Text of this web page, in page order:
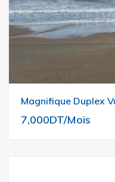
Magnifique Duplex
7,000DT/Mois